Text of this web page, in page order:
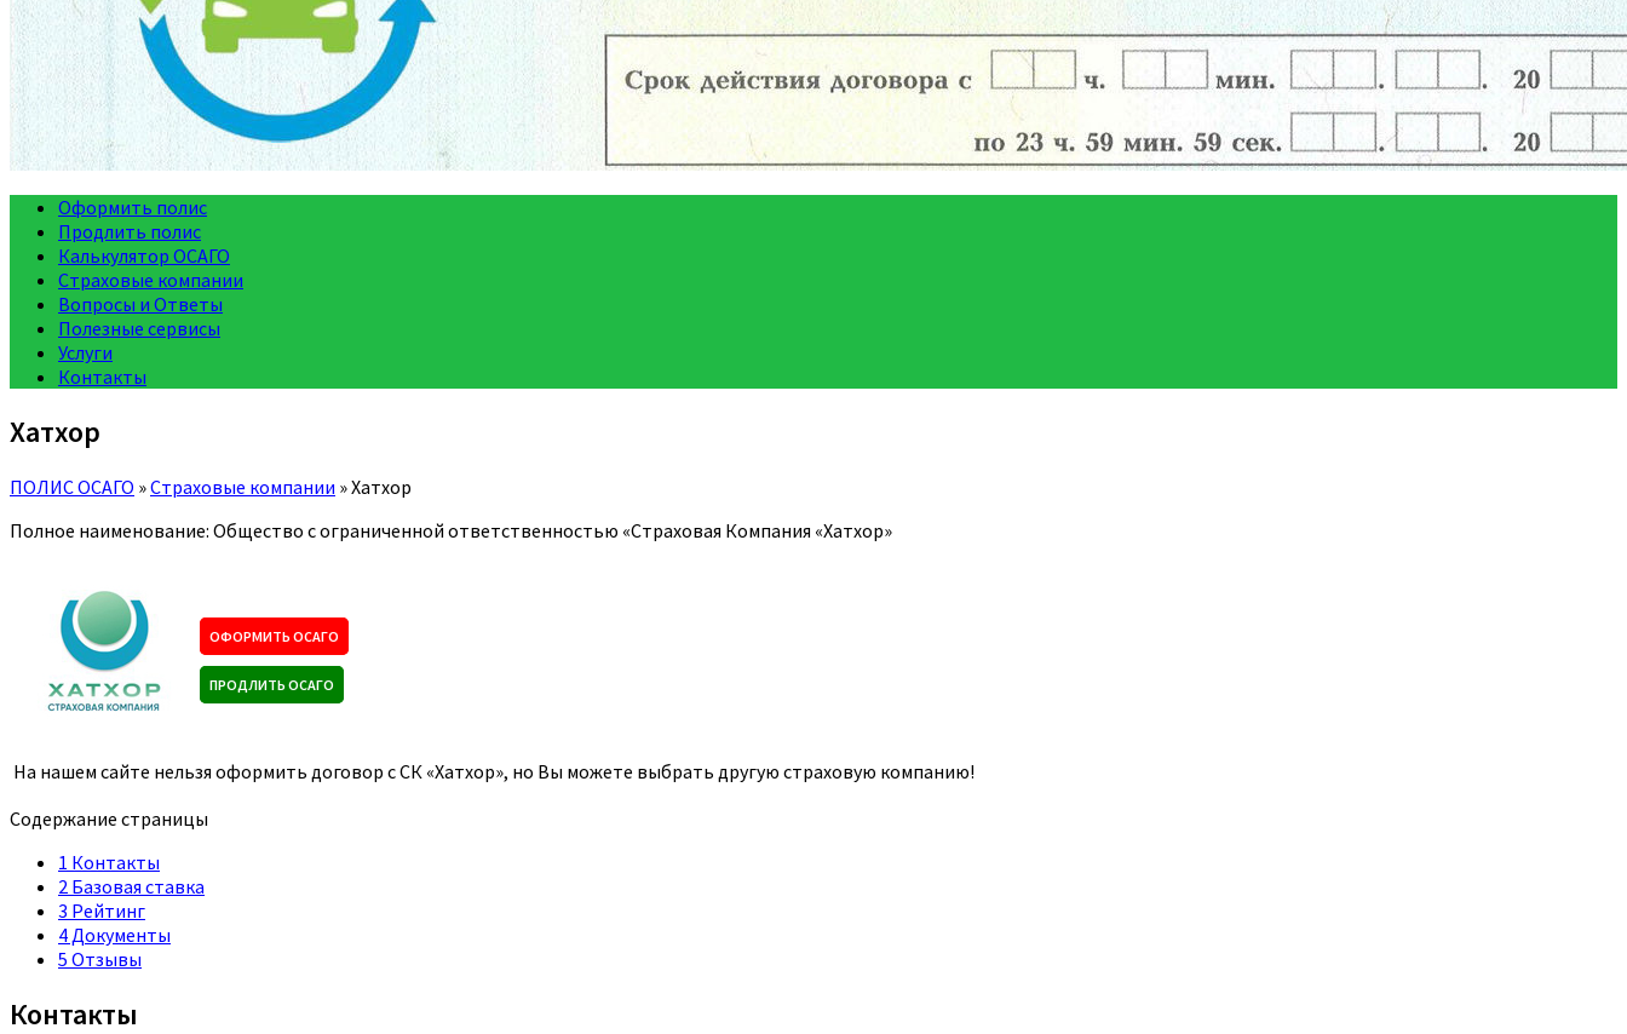
Оформить полис
Продлить полис
Калькулятор ОСАГО
Страховые компании
Вопросы и Ответы
Полезные сервисы
Услуги
Контакты
Хатхор
ПОЛИС ОСАГО »Страховые компании »Хатхор
Полное наименование: Общество с ограниченной ответственностью «Страховая Компания «Хатхор»
ОФОРМИТЬ ОСАГО
ПРОДЛИТЬ ОСАГО
На нашем сайте нельзя оформить договор с СК «Хатхор», но Вы можете выбрать другую страховую компанию!
Содержание страницы
1 Контакты
2 Базовая ставка
3 Рейтинг
4 Документы
5 Отзывы
Контакты